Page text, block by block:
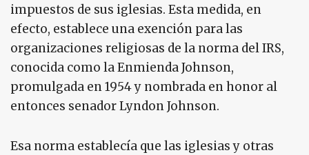
impuestos de sus iglesias. Esta medida, en
efecto, establece una exención para las
organizaciones religiosas de la norma del IRS,
conocida como la Enmienda Johnson,
promulgada en 1954 y nombrada en honor al
entonces senador Lyndon Johnson.
Esa norma establecía que las iglesias y otras